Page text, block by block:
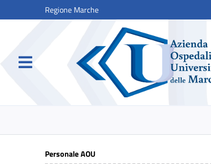
Regione Marche
Personale AOU